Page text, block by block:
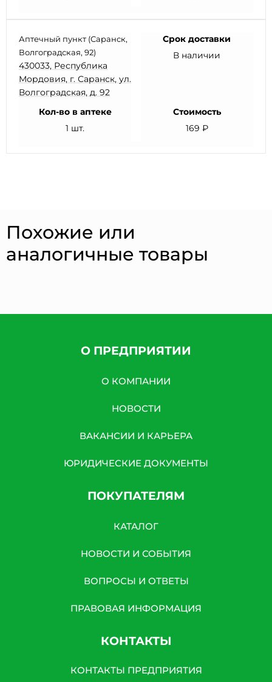
Аптечный пункт (Саранск,
Волгоградская, 92)
430033, Республика
Мордовия, г. Саранск, ул.
Волгоградская, д. 92
Срок доставки
В наличии
Кол-во в аптеке
1 шт.
Стоимость
169 ₽
Похожие или
аналогичные товары
О ПРЕДПРИЯТИИ
О КОМПАНИИ
НОВОСТИ
ВАКАНСИИ И КАРЬЕРА
ЮРИДИЧЕСКИЕ ДОКУМЕНТЫ
ПОКУПАТЕЛЯМ
КАТАЛОГ
НОВОСТИ И СОБЫТИЯ
ВОПРОСЫ И ОТВЕТЫ
ПРАВОВАЯ ИНФОРМАЦИЯ
КОНТАКТЫ
КОНТАКТЫ ПРЕДПРИЯТИЯ